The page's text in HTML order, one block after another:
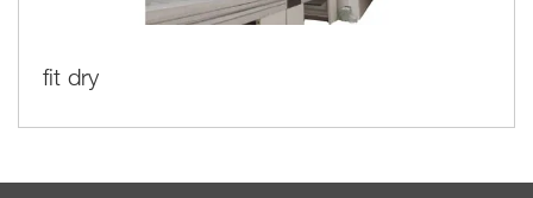
fit dry